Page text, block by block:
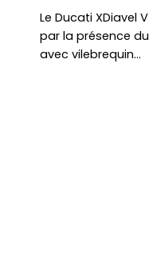
Le Ducati XDiavel
par la présence
avec vilebrequin…